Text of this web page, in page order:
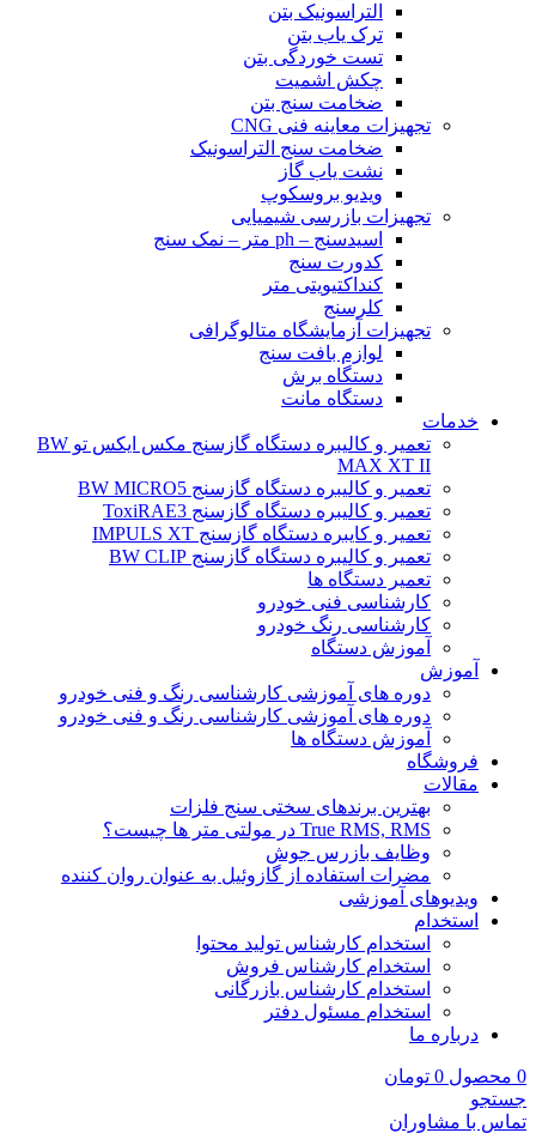
التراسونیک بتن
ترک یاب بتن
تست خوردگی بتن
چکش اشمیت
ضخامت سنج بتن
تجهیزات معاینه فنی CNG
ضخامت سنج التراسونیک
نشت یاب گاز
ویدیو بروسکوپ
تجهیزات بازرسی شیمیایی
اسیدسنج – ph متر – نمک سنج
کدورت سنج
کنداکتیویتی متر
کلرسنج
تجهیزات آزمایشگاه متالوگرافی
لوازم بافت سنج
دستگاه برش
دستگاه مانت
خدمات
تعمیر و کالیبره دستگاه گازسنج مکس ایکس تو BW
MAX XT II
تعمیر و کالیبره دستگاه گازسنج BW MICRO5
تعمیر و کالیبره دستگاه گازسنج ToxiRAE3
تعمیر و کایبره دستگاه گازسنج IMPULS XT
تعمیر و کالیبره دستگاه گازسنج BW CLIP
تعمیر دستگاه ها
کارشناسی فنی خودرو
کارشناسی رنگ خودرو
آموزش دستگاه
آموزش
دوره های آموزشی کارشناسی رنگ و فنی خودرو
دوره های آموزشی کارشناسی رنگ و فنی خودرو
آموزش دستگاه ها
فروشگاه
مقالات
بهترین برندهای سختی سنج فلزات
True RMS, RMS در مولتی متر ها چیست؟
وظایف بازرس جوش
مضرات استفاده از گازوئیل به عنوان روان کننده
ویدیوهای آموزشی
استخدام
استخدام کارشناس تولید محتوا
استخدام کارشناس فروش
استخدام کارشناس بازرگانی
استخدام مسئول دفتر
درباره ما
0 محصول 0 تومان
جستجو
تماس با مشاوران